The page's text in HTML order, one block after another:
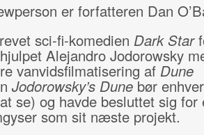
er forfatteren Dan
sci-fi-komedien Dark Star
Alejandro Jodorowsky
vanvidsfilmatisering af Dune
Jodorowsky’s Dunebør
se) og havde besluttet sig for
som sit næste projekt.